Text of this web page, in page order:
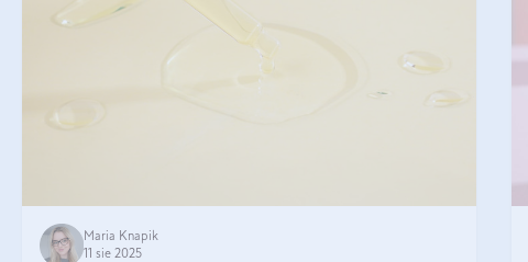
Maria Knapik
11 sie 2025